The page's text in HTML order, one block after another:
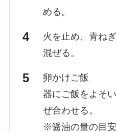
める。
火を止め、青ね
混ぜる。
卵かけご飯
器にご飯をよそ
ぜ合わせる。
※醤油の量の目